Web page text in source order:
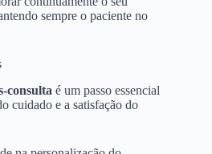
sempre o paciente no
consulta é um passo essencial
cuidado e a satisfação do